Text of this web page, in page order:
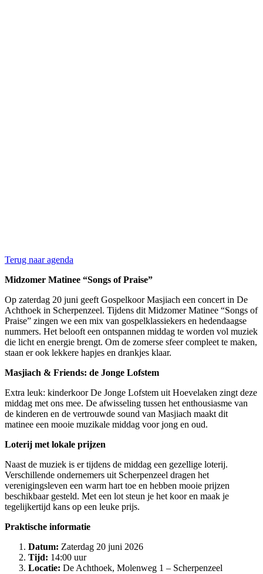
Terug naar agenda
Midzomer Matinee “Songs of Praise”
Op zaterdag 20 juni geeft Gospelkoor Masjiach een concert in De
Achthoek in Scherpenzeel. Tijdens dit Midzomer Matinee “Songs of
Praise” zingen we een mix van gospelklassiekers en hedendaagse
nummers. Het belooft een ontspannen middag te worden vol muziek
die licht en energie brengt. Om de zomerse sfeer compleet te maken,
staan er ook lekkere hapjes en drankjes klaar.
Masjiach & Friends: de Jonge Lofstem
Extra leuk: kinderkoor De Jonge Lofstem uit Hoevelaken zingt deze
middag met ons mee. De afwisseling tussen het enthousiasme van
de kinderen en de vertrouwde sound van Masjiach maakt dit
matinee een mooie muzikale middag voor jong en oud.
Loterij met lokale prijzen
Naast de muziek is er tijdens de middag een gezellige loterij.
Verschillende ondernemers uit Scherpenzeel dragen het
verenigingsleven een warm hart toe en hebben mooie prijzen
beschikbaar gesteld. Met een lot steun je het koor en maak je
tegelijkertijd kans op een leuke prijs.
Praktische informatie
Datum: Zaterdag 20 juni 2026
Tijd: 14:00 uur
Locatie: De Achthoek, Molenweg 1 – Scherpenzeel